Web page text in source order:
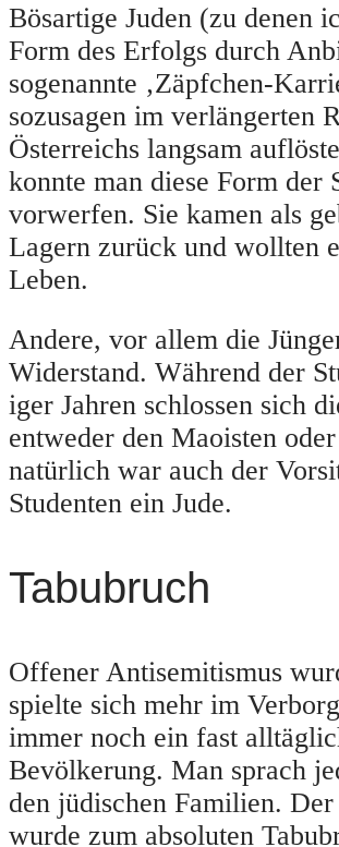
Bösartige Juden (zu denen
Form des Erfolgs durch
sogenannte ‚Zäpfchen-
sozusagen im verlängerten
Österreichs langsam
konnte man diese Form der
vorwerfen. Sie kamen als
Lagern zurück und wollten
Leben.
Andere, vor allem die
Widerstand. Während der
iger Jahren schlossen sich
entweder den Maoisten
natürlich war auch der
Studenten ein Jude.
Tabubruch
Offener Antisemitismus
spielte sich mehr im
immer noch ein fast
Bevölkerung. Man sprach
den jüdischen Familien.
wurde zum absoluten